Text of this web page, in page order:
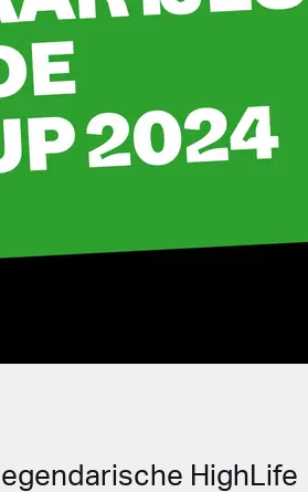
HighLife